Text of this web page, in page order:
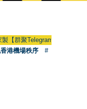
群聚Telegram群組】
港機場秩序
#